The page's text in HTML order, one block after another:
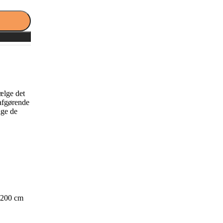
det
de
cm